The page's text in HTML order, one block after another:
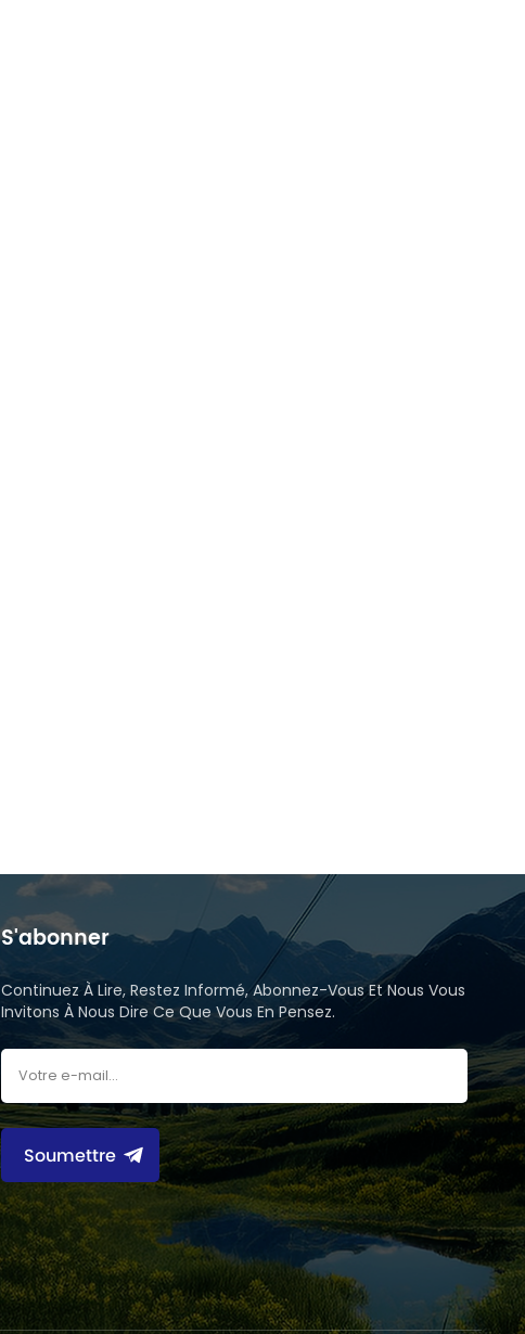
S'abonner
Continuez À Lire, Restez Informé, Abonnez-Vous Et Nous Vous
Invitons À Nous Dire Ce Que Vous En Pensez.
Soumettre